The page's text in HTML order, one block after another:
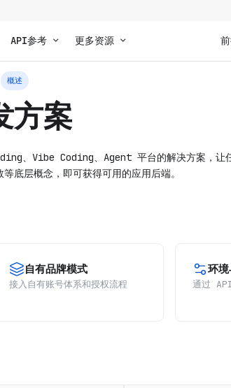
API参考 更多资源
概述
方案
Vibe Coding、Agent 平台的解决方案，让任
底层概念，即可获得可用的应用后端。
自有品牌模式
接入自有账号体系和授权流程
环
通过